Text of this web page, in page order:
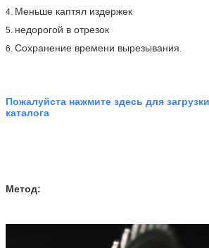
4. Меньше каптял издержек
5. недорогой в отрезок
6. Сохранение времени вырезывания.
Пожалуйста нажмите здесь для
каталога
Метод: